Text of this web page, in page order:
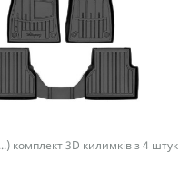
комплект 3D килимків з 4 штук